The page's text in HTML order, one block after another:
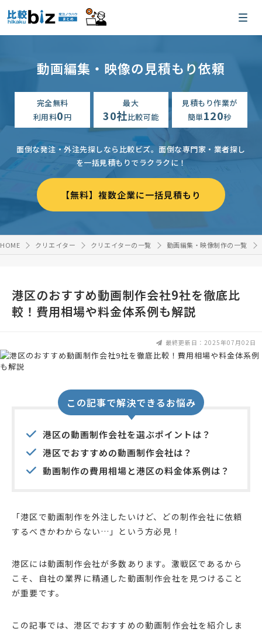
動画編集・映像の見積もり依頼
完全無料
利用料0円
最大
30社比較可能
見積もり作業が
簡単120秒
面倒な発注・外注先探しなら比較ビズ。 面倒な専門家・業者探し
を一括見積もりでラクラクに！
【無料】複数企業に一括見積もり
HOME クリエイター クリエイターの一覧 動画編集・映像制作の一覧
港区のおすすめ動画制作会社9社を徹底比
較！費用相場や料金体系例も解説
最終更新日：2025年07月02日
この記事で解決できるお悩み
港区の動画制作会社を選ぶポイントは？
港区でおすすめの動画制作会社は？
動画制作の費用相場と港区の料金体系例は？
「港区で動画制作を外注したいけど、どの制作会社に依頼
するべきかわからない…」という方必見！
港区には動画制作会社が多数あります。激戦区であるから
こそ、自社の業界に精通した動画制作会社を見つけること
が重要です。
この記事では、港区でおすすめの動画制作会社を紹介しま